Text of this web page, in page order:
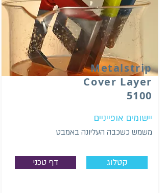
Metalstrip
Cover Layer
5100
יישומים אופייניים
משמש כשכבה העליונה באמבט
דף טכני קטלוג